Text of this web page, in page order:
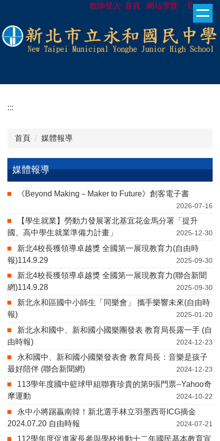
主
要
教師登入 首頁 網站導覽 English
:::
首頁 媒體報導
媒體報導
《Beyond Making－Maker to Future》創客電子書
2026-07-16
【學生就業】勞動力發展署北基宜花金馬分署「提升
國、高中學生就業準備力計畫」
2025-12-30
新北4校長獲領導卓越獎 全國第一展現教育力(自由時
報)114.9.29
2025-09-30
新北4校長獲領導卓越獎 全國第一展現教育力(聯合新聞
網)114.9.28
2025-09-30
新北永和區國中小師生「同樂會」 攜手樂響未來(自由時
報)
2025-01-20
新北永和國中、新和國小國樂團發表 教育局長露一手 (自
由時報)
2024-12-23
永和國中、新和國小國樂發表會 教育局長：音樂是孩子
最好陪伴 (聯合新聞網)
2024-12-23
113學年度國中籃球甲組聯賽珍貴的第9張門票--Yahoo奇
摩運動
2024-10-22
永中小將踢贏南韓！新北選手林立羽墨西哥ICG摘金
2024.07.20 自由時報
2024-07-21
112學年度促進家長參與學校推動十二年國民基本教育宣